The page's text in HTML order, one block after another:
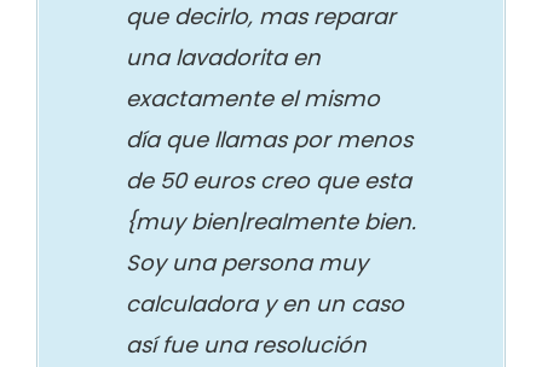
que decirlo, mas reparar
una lavadorita en
exactamente el mismo
día que llamas por menos
de 50 euros creo que esta
{muy bien|realmente bien.
Soy una persona muy
calculadora y en un caso
así fue una resolución